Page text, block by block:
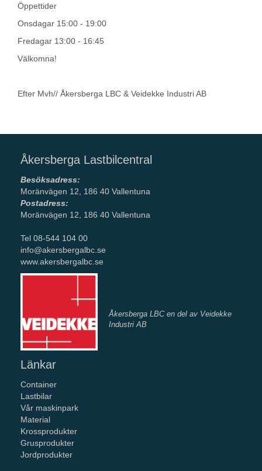
Öppettider
Onsdagar 15:00 - 19:00
Fredagar 13:00 - 16:45
Välkomna!
Efter Mvh// Åkersberga LBC & Veidekke Industri AB
Åkersberga Lastbilcentral
Besöksadress:
Moränvägen 12, 186 40 Vallentuna
Postadress:
Moränvägen 12, 186 40 Vallentuna
Tel 08-544 104 00
info@akersbergalbc.se
www.akersbergalbc.se
Åkersberga LBC en del av Veidekke
Industri AB
Länkar
Container
Lastbilar
Vår maskinpark
Material
Krossprodukter
Grusprodukter
Jordprodukter